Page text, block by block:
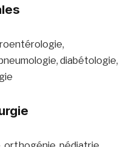
diabétologie,